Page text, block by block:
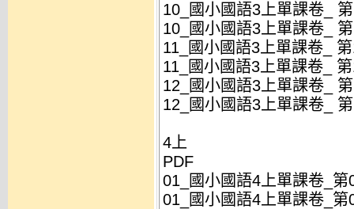
10_國小國語3上單課卷_
10_國小國語3上單課卷_
11_國小國語3上單課卷_
11_國小國語3上單課卷_
12_國小國語3上單課卷_
12_國小國語3上單課卷_
4上
PDF
01_國小國語4上單課卷_
01_國小國語4上單課卷_